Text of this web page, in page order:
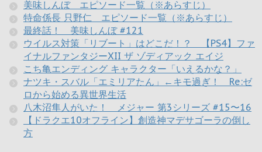
美味しんぼ エピソード一覧（※あらすじ）
特命係長 只野仁 エピソード一覧（※あらすじ）
最終話！ 美味しんぼ #121
ウイルス対策「リブート」はどこだ！？ 【PS4】ファ
イナルファンタジーXII ザ ゾディアック エイジ
こち亀エンディング キャラクター「いえるかな？」
ナツキ・スバル「エミリアたん」←キモ過ぎ！ Re:ゼ
ロから始める異世界生活
八木沼隼人がいた！ メジャー 第3シリーズ #15〜16
【ドラクエ10オフライン】創造神マデサゴーラの倒し
方